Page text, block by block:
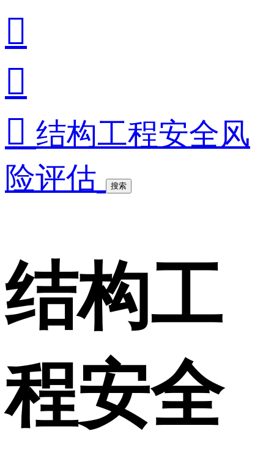


 结构工程安全风
险评估
搜索
结构工
程安全